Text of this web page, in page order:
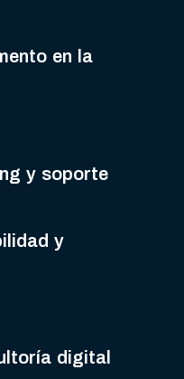
en la
y soporte
y
digital